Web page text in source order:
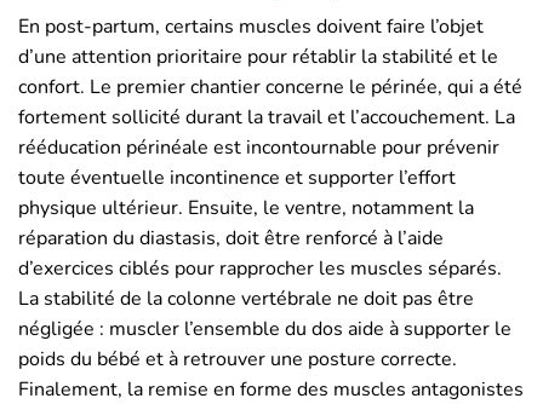
En post-partum, certains muscles doivent faire l’objet
d’une attention prioritaire pour rétablir la stabilité et le
confort. Le premier chantier concerne le périnée, qui a été
fortement sollicité durant la travail et l’accouchement. La
rééducation périnéale est incontournable pour prévenir
toute éventuelle incontinence et supporter l’effort
physique ultérieur. Ensuite, le ventre, notamment la
réparation du diastasis, doit être renforcé à l’aide
d’exercices ciblés pour rapprocher les muscles séparés.
La stabilité de la colonne vertébrale ne doit pas être
négligée : muscler l’ensemble du dos aide à supporter le
poids du bébé et à retrouver une posture correcte.
Finalement, la remise en forme des muscles antagonistes